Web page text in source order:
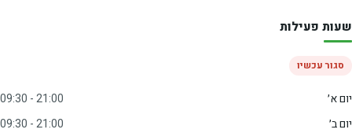
פעילות
סגור עכשיו
א׳
09:30 - 21:00
ב׳
09:30 - 21:00